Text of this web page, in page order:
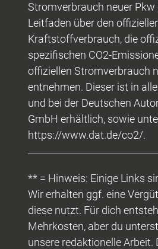
Stromverbrauch neuer Pkw
Leitfaden über den
Kraftstoffverbrauch, die
spezifischen CO2-
offiziellen Stromverbrauch
entnehmen. Dieser ist in
und bei der Deutschen
GmbH erhältlich, sowie
https://www.dat.de/co2/.
** = Hinweis: Einige Links
Wir erhalten ggf. eine
diese nutzt. Für dich
Mehrkosten, aber du
unsere redaktionelle Arbeit.